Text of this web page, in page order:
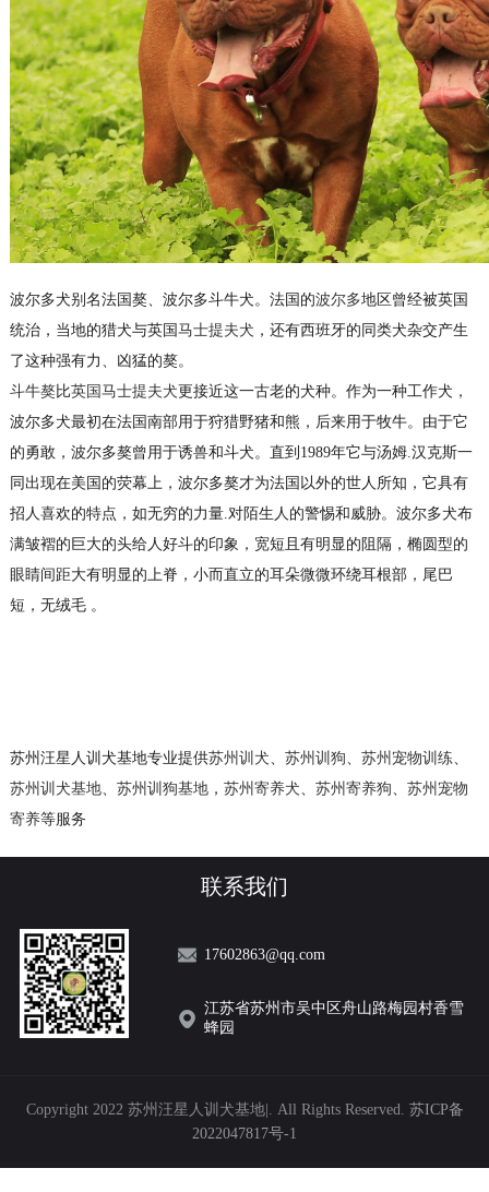
波尔多犬别名法国獒、波尔多斗牛犬。法国的波尔多地区曾经被英国
统治，当地的猎犬与英国 马士提夫犬 ，还有西班牙的同类犬杂交产生
了这种强有力、凶猛的獒。
斗牛獒比英国马士提夫犬更接近这一古老的犬种。作为一种工作犬，
波尔多犬最初在法国南部用于狩猎野猪和熊，后来用于牧牛。由于它
的勇敢，波尔多獒曾用于诱兽和斗犬。直到1989年它与汤姆.汉克斯一
同出现在美国的荧幕上，波尔多獒才为法国以外的世人所知，它具有
招人喜欢的特点，如无穷的力量.对陌生人的警惕和威胁。波尔多犬布
满皱褶的巨大的头给人好斗的印象，宽短且有明显的阻隔，椭圆型的
眼睛间距大有明显的上脊，小而直立的耳朵微微环绕耳根部，尾巴
短，无绒毛 。
苏州汪星人训犬基地专业提供苏州训犬、 苏州训狗、 苏州宠物训练、
苏州训犬基地、 苏州训狗基地， 苏州寄养犬、 苏州寄养狗、 苏州宠物
寄养等服务
联系我们
17602863@qq.com
江苏省苏州市吴中区舟山路梅园村香雪
蜂园
Copyright 2022 苏州汪星人训犬基地|. All Rights Reserved. 苏ICP备
2022047817号-1